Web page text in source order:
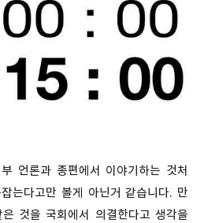
언론과 종편에서 이야기하는 것처
는다고만 볼게 아닌거 같습니다. 만
것을 국회에서 의결한다고 생각을